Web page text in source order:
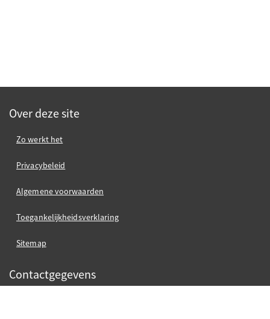
Over deze site
Zo werkt het
Privacybeleid
Algemene voorwaarden
Toegankelijkheidsverklaring
Sitemap
Contactgegevens